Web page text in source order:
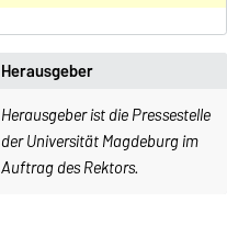
Herausgeber
Herausgeber ist die Pressestelle
der Universität Magdeburg im
Auftrag des Rektors.